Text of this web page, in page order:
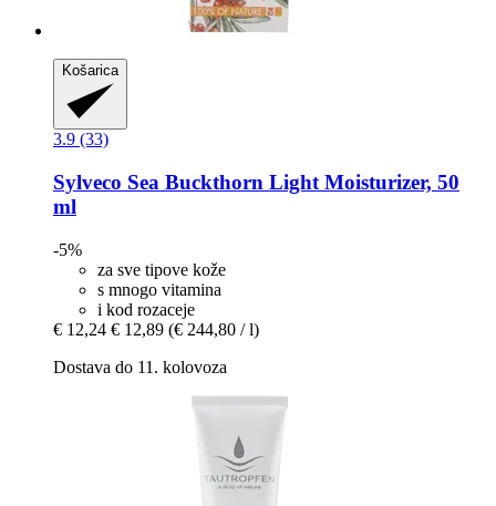
Košarica
3.9 (33)
Sylveco Sea Buckthorn Light Moisturizer, 50
ml
-5%
za sve tipove kože
s mnogo vitamina
i kod rozaceje
€ 12,24 € 12,89 (€ 244,80 / l)
Dostava do 11. kolovoza